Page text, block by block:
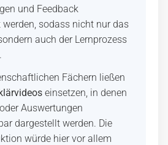
und Feedback
sodass nicht nur das
auch der Lernprozess
Fächern ließen
einsetzen, in denen
Auswertungen
dargestellt werden. Die
würde hier vor allem